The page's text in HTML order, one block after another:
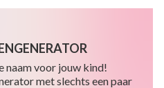
naam voor jouw kind!
met slechts een paar